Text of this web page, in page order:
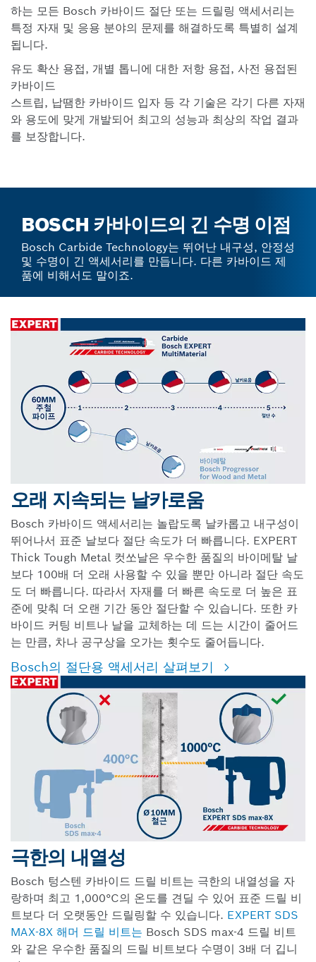
하는 모든 Bosch 카바이드 절단 또는 드릴링 액세서리는
특정 자재 및 응용 분야의 문제를 해결하도록 특별히 설계
됩니다.
유도 확산 용접, 개별 톱니에 대한 저항 용접, 사전 용접된
카바이드
스트립, 납땜한 카바이드 입자 등 각 기술은 각기 다른 자재
와 용도에 맞게 개발되어 최고의 성능과 최상의 작업 결과
를 보장합니다.
BOSCH 카바이드의 긴 수명 이점
Bosch Carbide Technology는 뛰어난 내구성, 안정성
및 수명이 긴 액세서리를 만듭니다. 다른 카바이드 제
품에 비해서도 말이죠.
오래 지속되는 날카로움
Bosch 카바이드 액세서리는 놀랍도록 날카롭고 내구성이
뛰어나서 표준 날보다 절단 속도가 더 빠릅니다. EXPERT
Thick Tough Metal 컷쏘날은 우수한 품질의 바이메탈 날
보다 100배 더 오래 사용할 수 있을 뿐만 아니라 절단 속도
도 더 빠릅니다. 따라서 자재를 더 빠른 속도로 더 높은 표
준에 맞춰 더 오랜 기간 동안 절단할 수 있습니다. 또한 카
바이드 커팅 비트나 날을 교체하는 데 드는 시간이 줄어드
는 만큼, 차나 공구상을 오가는 횟수도 줄어듭니다.
Bosch의 절단용 액세서리 살펴보기
극한의 내열성
Bosch 텅스텐 카바이드 드릴 비트는 극한의 내열성을 자
랑하며 최고 1,000°C의 온도를 견딜 수 있어 표준 드릴 비
트보다 더 오랫동안 드릴링할 수 있습니다. EXPERT SDS
MAX-8X 해머 드릴 비트는 Bosch SDS max-4 드릴 비트
와 같은 우수한 품질의 드릴 비트보다 수명이 3배 더 깁니